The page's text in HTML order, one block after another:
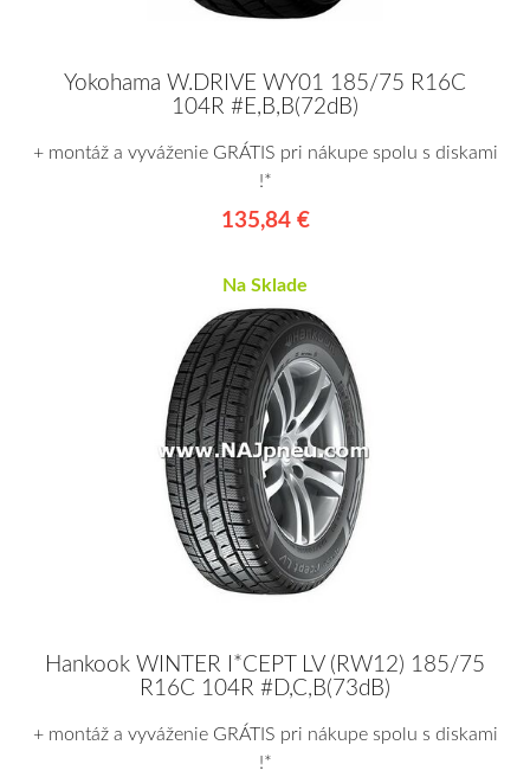
Yokohama W.DRIVE WY01 185/75 R16C
104R #E,B,B(72dB)
+ montáž a vyváženie GRÁTIS pri nákupe spolu s diskami
!*
135,84 €
Na Sklade
Hankook WINTER I*CEPT LV (RW12) 185/75
R16C 104R #D,C,B(73dB)
+ montáž a vyváženie GRÁTIS pri nákupe spolu s diskami
!*